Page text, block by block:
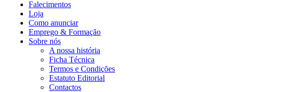
Falecimentos
Loja
Como anunciar
Emprego & Formação
Sobre nós
A nossa história
Ficha Técnica
Termos e Condições
Estatuto Editorial
Contactos